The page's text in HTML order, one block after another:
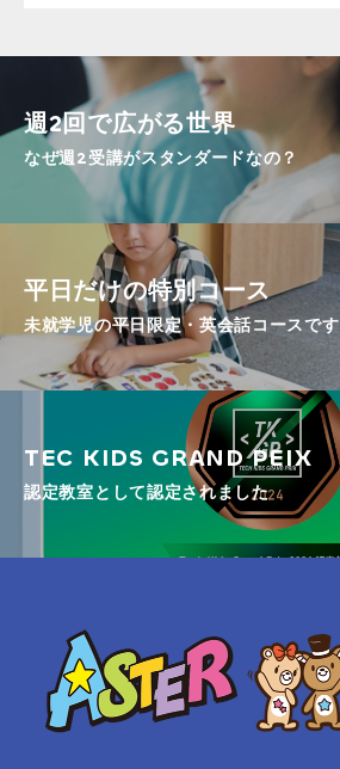
週2回で広がる世界
なぜ週2受講がスタンダードなの？
平日だけの特別コース
未就学児の平日限定・英会話コースです
TEC KIDS GRAND PEIX
認定教室として認定されました